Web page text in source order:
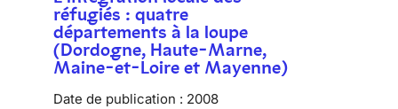
réfugiés : quatre
départements à la loupe
(Dordogne, Haute-Marne,
Maine-et-Loire et Mayenne)
Date de publication : 2008